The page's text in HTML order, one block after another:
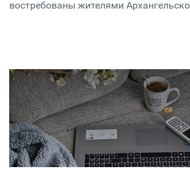
востребованы жителями